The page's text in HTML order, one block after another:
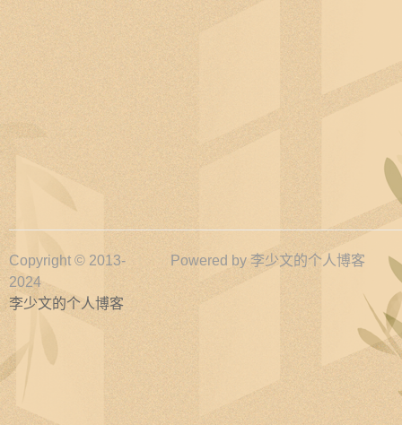
Copyright © 2013-
2024
李少文的个人博客
Powered by 李少文的个人博客